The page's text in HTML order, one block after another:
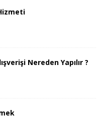
Nereden Yapılır ?